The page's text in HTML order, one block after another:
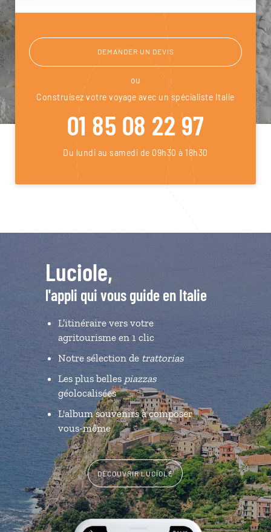
DEMANDER UN DEVIS
ou
Construisez votre voyage avec un spécialiste Italie
01 85 08 22 97
Du lundi au samedi de 09h30 à 18h30
Luciole,
l'appli qui vous guide en Italie
L’itinéraire vers votre
agritourisme en 1 clic
Notre sélection de trattorias
Les plus belles piazzas
géolocalisées
L'album souvenirs à composer
vous-même
DÉCOUVRIR LUCIOLE